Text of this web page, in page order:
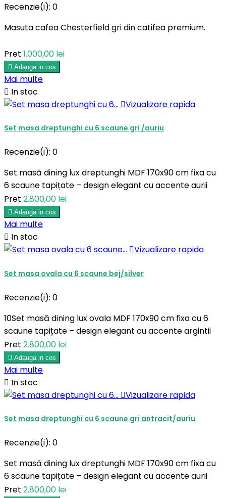
Recenzie(i): 0
Masuta cafea Chesterfield gri din catifea premium.
Pret 1.000,00 lei
 Adauga in cos
Mai multe
 In stoc
Vizualizare rapida
Set masa dreptunghi cu 6 scaune gri /auriu
Recenzie(i): 0
Set masă dining lux dreptunghi MDF 170x90 cm fixa cu
6 scaune tapițate – design elegant cu accente aurii
Pret 2.800,00 lei
 Adauga in cos
Mai multe
 In stoc
Vizualizare rapida
Set masa ovala cu 6 scaune bej/silver
Recenzie(i): 0
10Set masă dining lux ovala MDF 170x90 cm fixa cu 6
scaune tapițate – design elegant cu accente argintii
Pret 2.800,00 lei
 Adauga in cos
Mai multe
 In stoc
Vizualizare rapida
Set masa dreptunghi cu 6 scaune gri antracit/auriu
Recenzie(i): 0
Set masă dining lux dreptunghi MDF 170x90 cm fixa cu
6 scaune tapițate – design elegant cu accente aurii
Pret 2.800,00 lei